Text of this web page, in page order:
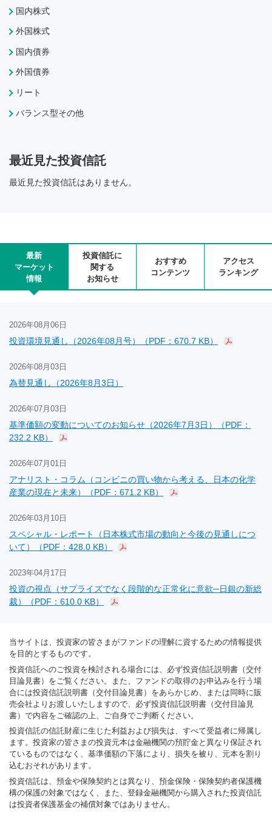
国内株式
外国株式
国内債券
外国債券
リート
バランス型その他
最近見た投資信託
最近見た投資信託はありません。
最新
マーケット
情報
投資信託に
関する
お知らせ
おすすめ
コンテンツ
アクセス
ランキング
2026年08月06日
投資環境見通し（2026年08月号）（PDF：670.7 KB）
2026年08月03日
為替見通し（2026年8月3日）
2026年07月03日
基準価額の変動についてのお知らせ（2026年7月3日）（PDF：
232.2 KB）
2026年07月01日
アナリスト・コラム（コンビニの買い物から考える、日本の化学
産業の現在と未来）（PDF：671.2 KB）
2026年03月10日
スペシャル・レポート（日本株式市場の動向と今後の見通しにつ
いて）（PDF：428.0 KB）
2023年04月17日
投資の視点（サプライズでなく段階的な正常化に意欲─日銀の新総
裁）（PDF：610.0 KB）
当サイトは、投資家の皆さまがファンドの理解に資するための情報提供
を目的とするものです。
投資信託へのご投資を検討される場合には、必ず投資信託説明書（交付
目論見書）をご覧ください。また、ファンドの取得のお申込みを行う場
合には投資信託説明書（交付目論見書）をあらかじめ、または同時に販
売会社よりお渡しいたしますので、必ず投資信託説明書（交付目論見
書）で内容をご確認の上、ご自身でご判断ください。
投資信託の信託財産に生じた利益および損失は、すべて受益者に帰属し
ます。投資家の皆さまの投資元本は金融機関の預貯金と異なり保証され
ているものではなく、基準価額の下落により、損失を被り、元本を割り
込むおそれがあります。
投資信託は、預金や保険契約とは異なり、預金保険・保険契約者保護機
構の保護の対象ではなく、また、登録金融機関から購入された投資信託
は投資者保護基金の補償対象ではありません。